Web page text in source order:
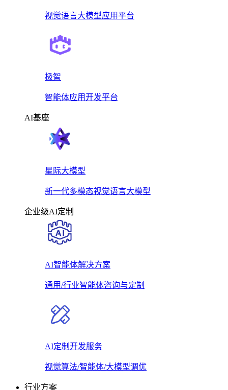
视觉语言大模型应用平台
极智
智能体应用开发平台
AI基座
星际大模型
新一代多模态视觉语言大模型
企业级AI定制
AI智能体解决方案
通用/行业智能体咨询与定制
AI定制开发服务
视觉算法/智能体/大模型调优
行业方案